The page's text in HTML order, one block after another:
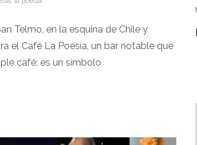
Telmo, en la esquina de Chile y
el Café La Poesía, un bar notable que
café: es un símbolo